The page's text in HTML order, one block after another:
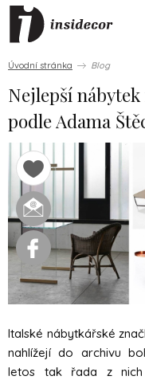
Úvodní stránka Blog
Nejlepší
podle Adama
Italské nábytkářské
nahlížejí do archivu
letos tak řada z nich